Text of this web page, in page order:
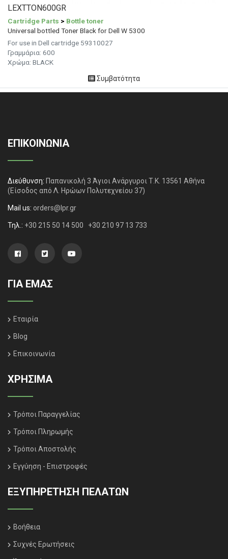
LEXTTON600GR
Cartridge Parts > Bottle toner
Universal bottled Toner Black for Dell W 5300
For use in Dell cartridge 59310027
Γραμμάρια: 600
Χρώμα: BLACK
Συμβατότητα
ΕΠΙΚΟΙΝΩΝΙΑ
Διεύθυνση: Παπανικολή 3 Άγιοι Ανάργυροι Τ.Κ. 13561 Αθήνα
(Είσοδος από Λ. Ηρώων Πολυτεχνείου 37)
Mail us: orders@lpr.gr
Τηλ.: +30 215 50 14 500 +30 210 97 13 733
ΓΙΑ ΕΜΑΣ
Εταιρία
Blog
Επικοινωνία
ΧΡΗΣΙΜΑ
Τρόποι Παραγγελίας
Τρόποι Πληρωμής
Τρόποι Αποστολής
Εγγύηση - Επιστροφές
ΕΞΥΠΗΡΈΤΗΣΗ ΠΕΛΑΤΏΝ
Βοήθεια
Συχνές Ερωτήσεις